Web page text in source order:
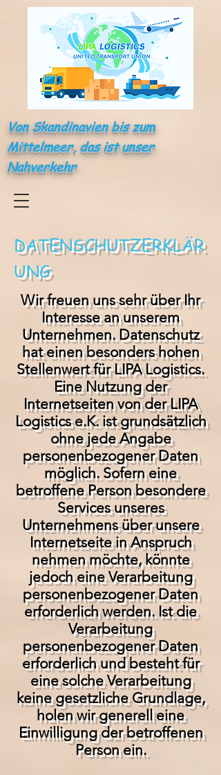
Von Skandinavien bis zum
Mittelmeer, das ist unser
Nahverkehr
DATENSCHUTZERKLÄR
UNG
Wir freuen uns sehr über Ihr
Interesse an unserem
Unternehmen. Datenschutz
hat einen besonders hohen
Stellenwert für LIPA Logistics.
Eine Nutzung der
Internetseiten von der LIPA
Logistics e.K. ist grundsätzlich
ohne jede Angabe
personenbezogener Daten
möglich. Sofern eine
betroffene Person besondere
Services unseres
Unternehmens über unsere
Internetseite in Anspruch
nehmen möchte, könnte
jedoch eine Verarbeitung
personenbezogener Daten
erforderlich werden. Ist die
Verarbeitung
personenbezogener Daten
erforderlich und besteht für
eine solche Verarbeitung
keine gesetzliche Grundlage,
holen wir generell eine
Einwilligung der betroffenen
Person ein.